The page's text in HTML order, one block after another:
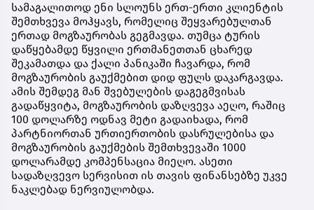
სამაგალითოდ ენი სლოუნს ერთ-ერთი კლიენტის
შემთხვევა მოჰყავს, რომელიც შეყვარებულთან
ერთად მოგზაურობას გეგმავდა. თუმცა ტურის
დაწყებამდე წყვილი ერთმანეთთან ცხარედ
შეკამათდა და ქალი პანიკაში ჩავარდა, რომ
მოგზაურობის გაუქმებით დიდ ფულს დაკარგავდა.
ამის შემდეგ მან შვებულების დაგეგმვისას
გადაწყვიტა, მოგზაურობის დაზღვევა აეღო, რაშიც
100 დოლარზე ოდნავ მეტი გადაიხადა, რომ
პარტნიორთან ურთიერთობის დასრულებისა და
მოგზაურობის გაუქმების შემთხვევაში 1000
დოლარამდე კომპენსაცია მიეღო. ასეთი
სადაზღვევო სერვისით ის თავის ფინანსებზე უკვე
ნაკლებად ნერვიულობდა.